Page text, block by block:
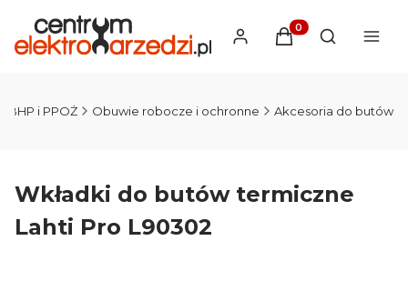
Produkty w
Otwórz
BHP i PPOŻ Obuwie robocze i ochronne Akcesoria do butów
Wkładki do butów termiczne
Lahti Pro L90302